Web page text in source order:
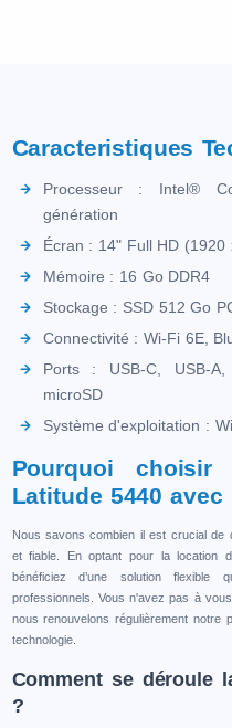
Caracteristiques
Processeur : Intel®
génération
Écran : 14" Full HD (1920
Mémoire : 16 Go DDR4
Stockage : SSD 512 Go
Connectivité : Wi-Fi 6E,
Ports : USB-C, USB-
microSD
Système d'exploitation :
Pourquoi
Latitude 5440 avec
Nous savons combien il est crucial de
et fiable. En optant pour la location
bénéficiez d’une solution flexible
professionnels. Vous n'avez pas à
nous renouvelons régulièrement
technologie.
Comment se déroule
?